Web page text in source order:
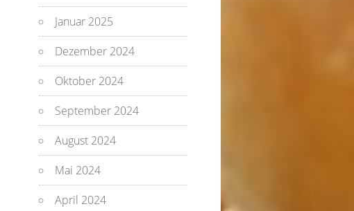
Januar 2025
Dezember 2024
Oktober 2024
September 2024
August 2024
Mai 2024
April 2024